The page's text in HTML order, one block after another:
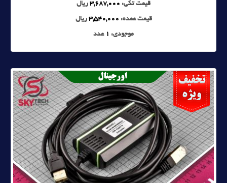
قیمت تکی: 3,687,000 ریال
قیمت عمده: 3,540,000 ریال
موجودی: 1 عدد